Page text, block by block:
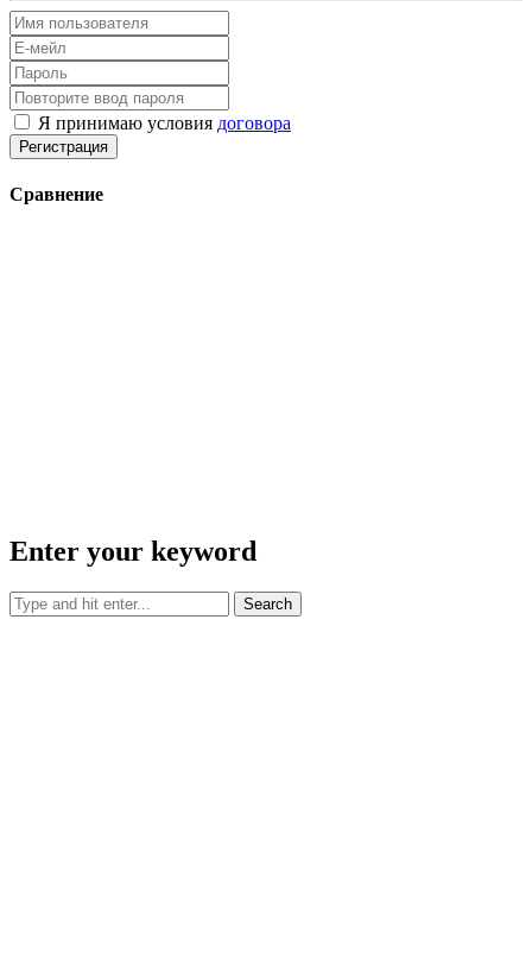
Я принимаю условия договора
Регистрация
Сравнение
Enter your keyword
Search